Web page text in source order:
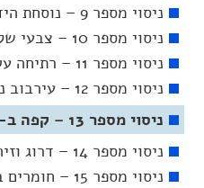
ניסוי מספר 9 – נוסחת הידרט I
ניסוי מספר 10 – צבעי שקיעה
ניסוי מספר 11 – רתיחה על-ידי קירור
ניסוי מספר 12 – עירבוב נוזלים
ניסוי מספר 13 – קפה ב-4 שכבות
ניסוי מספר 14 – דרוג וזיהוי
ניסוי מספר 15 – חומרים במשפך מפריד